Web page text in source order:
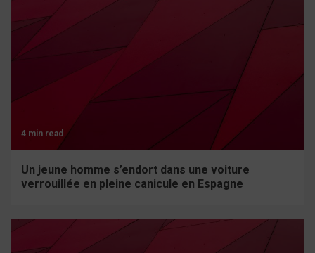
4 min read
Un jeune homme s’endort dans une voiture
verrouillée en pleine canicule en Espagne